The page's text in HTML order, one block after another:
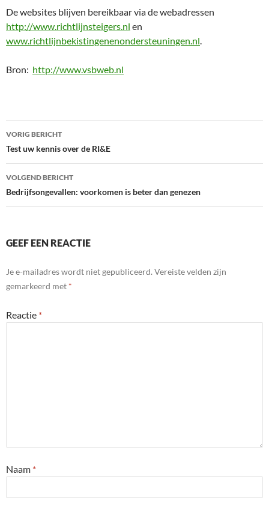
De websites blijven bereikbaar via de webadressen
http://www.richtlijnsteigers.nl en
www.richtlijnbekistingenenondersteuningen.nl.
Bron: http://www.vsbweb.nl
Bericht
navigatie
VORIG BERICHT
Test uw kennis over de RI&E
VOLGEND BERICHT
Bedrijfsongevallen: voorkomen is beter dan genezen
GEEF EEN REACTIE
Je e-mailadres wordt niet gepubliceerd. Vereiste velden zijn
gemarkeerd met *
Reactie *
Naam *